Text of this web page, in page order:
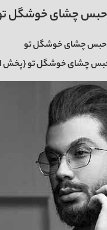
حبس چشای خوشگل
حبس چشای خوشگل تو
چشای خوشگل تو{پخش